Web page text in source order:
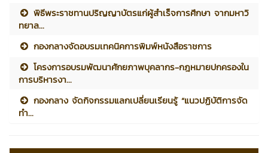
พิธีพระราชทานปริญญาบัตรแก่ผู้สำเร็จการศึกษา จากมหาวิ
ทยาล...
กองกลางจัดอบรมเทคนิคการพิมพ์หนังสือราชการ
โครงการอบรมพัฒนาศักยภาพบุคลากร-กฎหมายปกครองใน
การบริหารงา...
กองกลาง จัดกิจกรรมแลกเปลี่ยนเรียนรู้ “แนวปฏิบัติการจัด
ทำ...